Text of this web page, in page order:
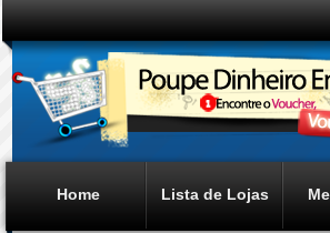
Home Lista de Lojas